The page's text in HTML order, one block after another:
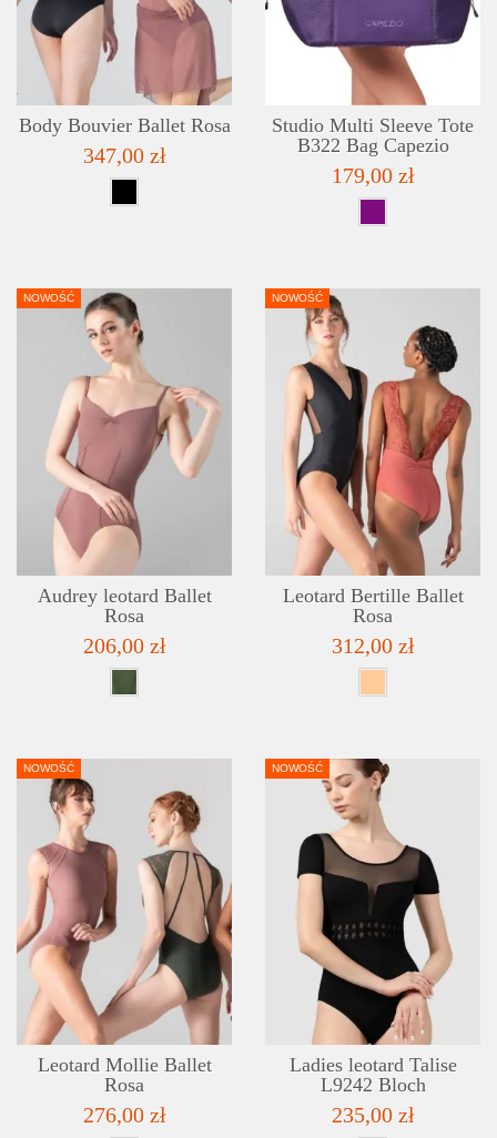
ADD TO WISHLIST
Body Bouvier Ballet Rosa
347,00 zł
Studio Multi Sleeve Tote
B322 Bag Capezio
179,00 zł
NOWOŚĆ
ADD TO WISHLIST
DETAILS
Audrey leotard Ballet
Rosa
206,00 zł
NOWOŚĆ
Leotard Bertille Ballet
Rosa
312,00 zł
NOWOŚĆ
ADD TO WISHLIST
DETAILS
Leotard Mollie Ballet
Rosa
276,00 zł
NOWOŚĆ
Ladies leotard Talise
L9242 Bloch
235,00 zł